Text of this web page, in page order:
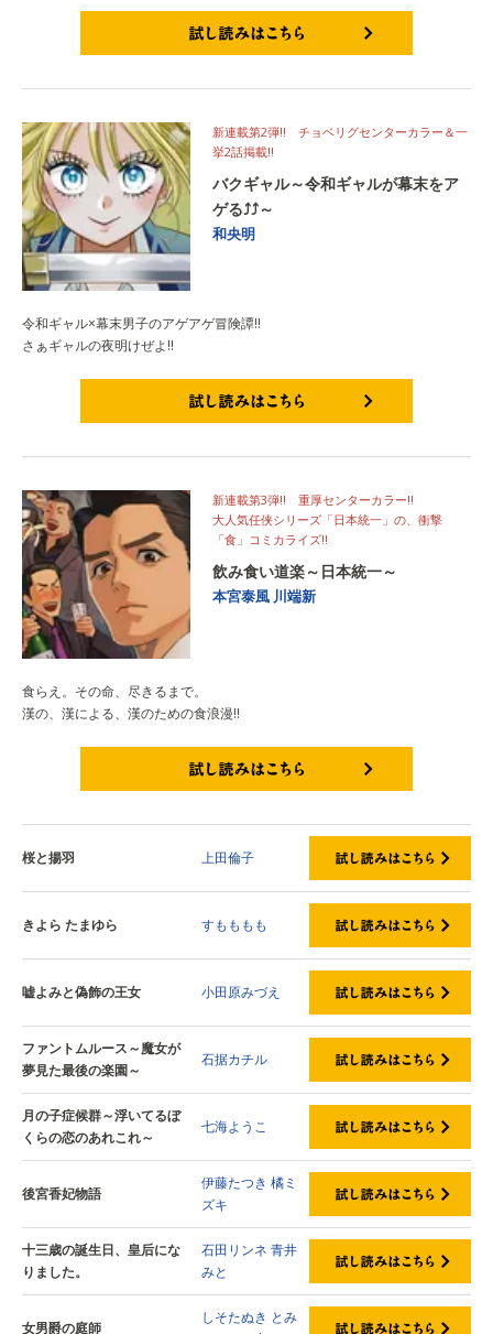
新連載第2弾!! チョベリグセンターカラー＆一
挙2話掲載!!
バクギャル～令和ギャルが幕末をア
ゲる⤴⤴～
和央明
令和ギャル×幕末男子のアゲアゲ冒険譚!!
さぁギャルの夜明けぜよ!!
新連載第3弾!! 重厚センターカラー!!
大人気任侠シリーズ「日本統一」の、衝撃
「食」コミカライズ!!
飲み食い道楽～日本統一～
本宮泰風 川端新
食らえ。その命、尽きるまで。
漢の、漢による、漢のための食浪漫!!
桜と揚羽 上田倫子
きよら たまゆら すもももも
嘘よみと偽飾の王女 小田原みづえ
ファントムルース～魔女が
夢見た最後の楽園～
石据カチル
月の子症候群～浮いてるぼ
くらの恋のあれこれ～
七海ようこ
後宮香妃物語
伊藤たつき 橘ミ
ズキ
十三歳の誕生日、皇后にな
りました。
石田リンネ 青井
みと
女男爵の庭師
しそたぬき とみ